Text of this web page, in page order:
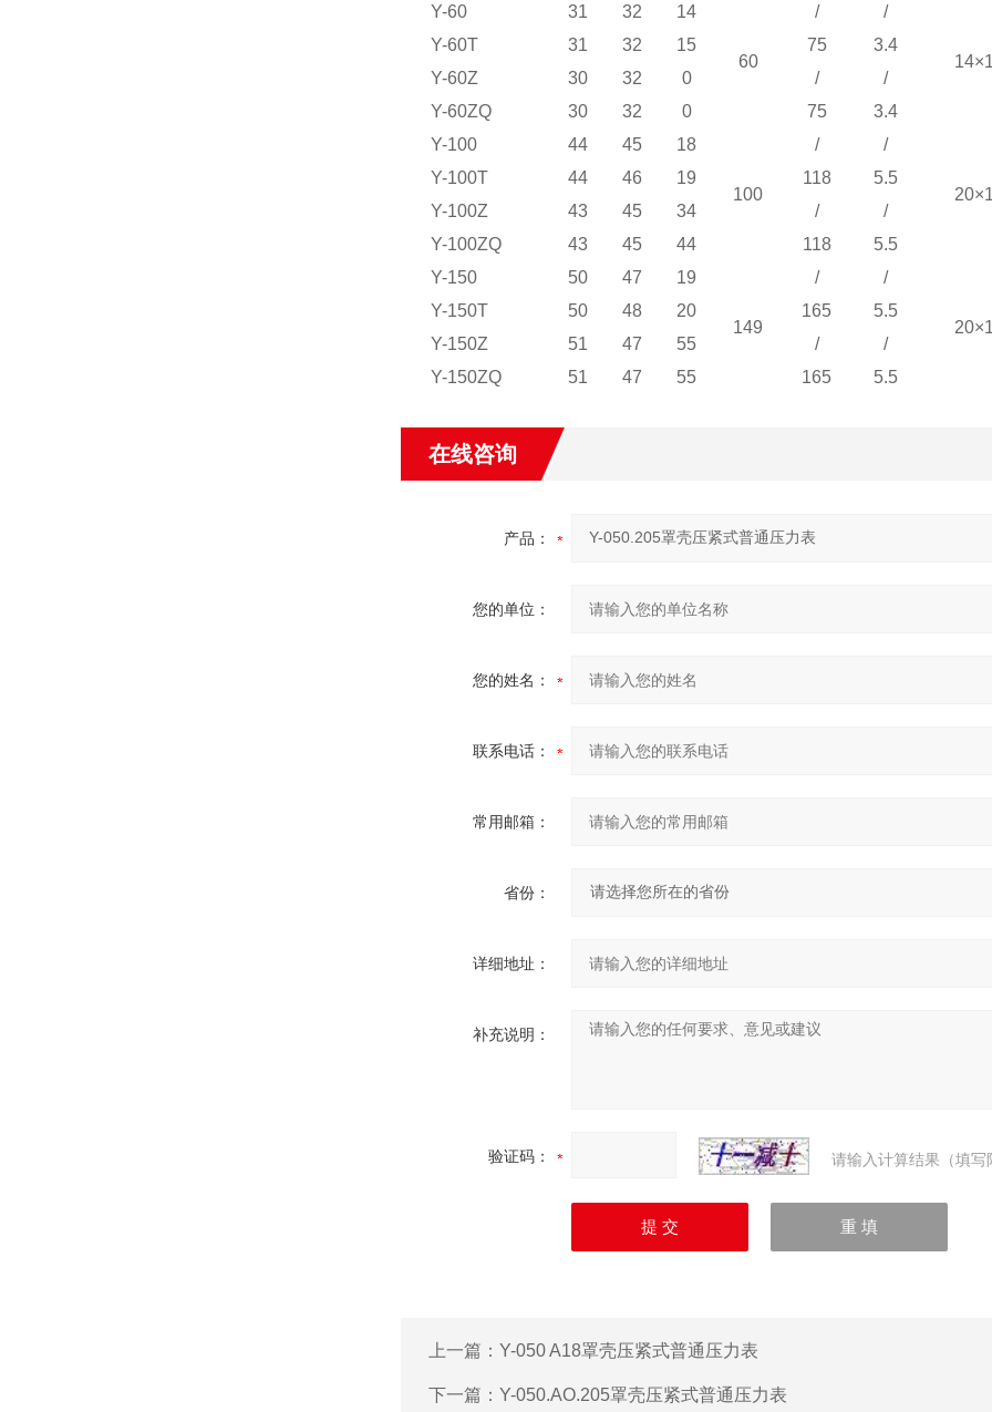
Y-60
31 32 14
60
/ /
Y-60T 31 32 15 75
3.4
Y-60Z
30 32 0 /
/
Y-60ZQ
30 32 0 75
3.4
Y-100
44 45 18
100
/ /
Y-100T 44 46 19 118
5.5
Y-100Z
43 45 34 /
/
Y-100ZQ
43 45 44 118
5.5
Y-150
50 47 19
149
/ /
Y-150T 50 48 20 165
5.5
Y-150Z
51 47 55 /
/
Y-150ZQ
51 47 55 165 5.5
在线咨询
产品：
您的单位：
您的姓名：
联系电话：
常用邮箱：
省份：
详细地址：
补充说明：
验证码： 请输入计算结果（填
上一篇： Y-050 A18罩壳压紧式普通压力表
下一篇： Y-050.AO.205罩壳压紧式普通压力表